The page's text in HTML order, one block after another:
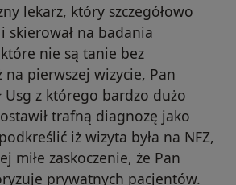
lekarz, który szczegółowo
i skierował na badania
nie są tanie bez
na pierwszej wizycie, Pan
Usg z którego bardzo dużo
trafną diagnozę jako
iż wizyta była na NFZ,
miłe zaskoczenie, że Pan
prywatnych pacjentów.